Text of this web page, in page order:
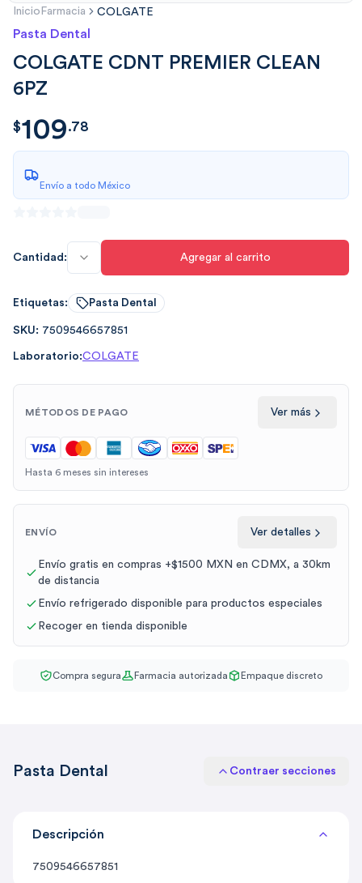
Inicio Farmacia COLGATE
Pasta Dental
COLGATE CDNT PREMIER CLEAN
6PZ
$ 109.785648
$109.78
Envío a todo México
Cantidad: Agregar al carrito
Etiquetas: Pasta Dental
SKU: 7509546657851
Laboratorio:COLGATE
MÉTODOS DE PAGO Ver más
Hasta 6 meses sin intereses
ENVÍO Ver detalles
Envío gratis en compras +$1500 MXN en CDMX, a 30km
de distancia
Envío refrigerado disponible para productos especiales
Recoger en tienda disponible
Compra segura Farmacia autorizada Empaque discreto
Pasta Dental Contraer secciones
Descripción
7509546657851